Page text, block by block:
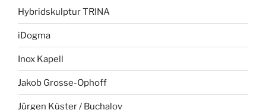
Hybridskulptur TRINA
iDogma
Inox Kapell
Jakob Grosse-Ophoff
Jürgen Küster / Buchalov